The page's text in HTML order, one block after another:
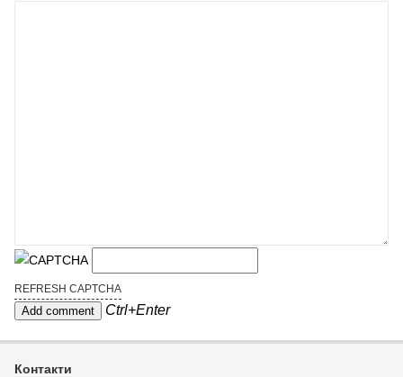
REFRESH CAPTCHA
Ctrl+Enter
Контакти